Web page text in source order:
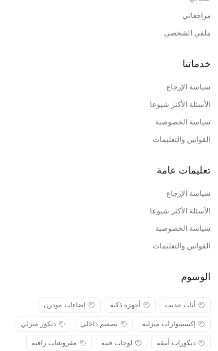
مراجعاتي
ملفي الشخصي
خدماتنا
سياسة الإرجاع
الأسئلة الأكثر شيوعا
سياسة الخصوصية
القوانين والتعليمات
تعليمات عامة
سياسة الإرجاع
الأسئلة الأكثر شيوعا
سياسة الخصوصية
القوانين والتعليمات
الوسوم
أثاث حديث أجهزة ذكية
إضاءات مودرن
إكسسوارات منزلية
تصميم داخلي
ديكور منزلي
ديكورات أنيقة
لوحات فنية مفروشات راقية